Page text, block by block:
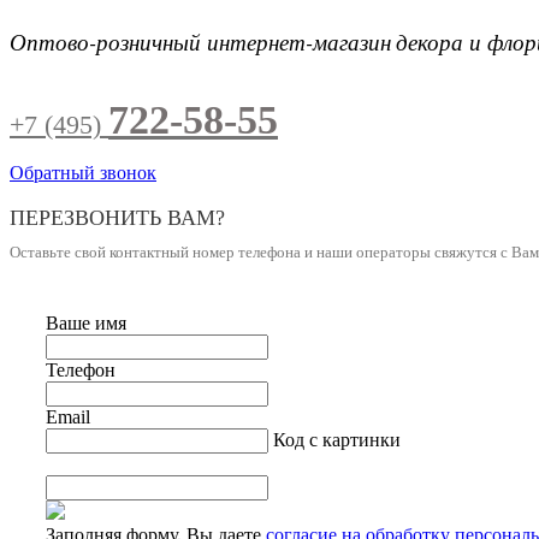
Оптово-розничный интернет-магазиндекора и
+7 (495) 722-58-55
Обратный звонок
ПЕРЕЗВОНИТЬ ВАМ?
Оставьте свой контактный номер телефона и наши операторы свяжутся с
Ваше имя
Телефон
Email
Код с картинки
Заполняя форму, Вы даете согласие на обработку